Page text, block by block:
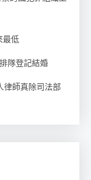
最低
隊登記結婚
師真除司法部